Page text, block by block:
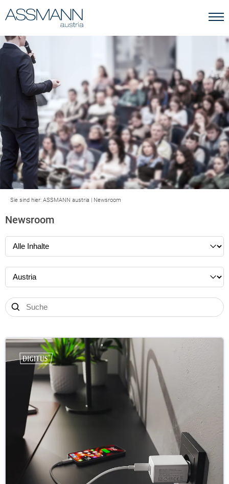
Sie sind hier: ASSMANN austria | Newsroom
Newsroom